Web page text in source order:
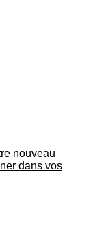
nouveau
dans vos